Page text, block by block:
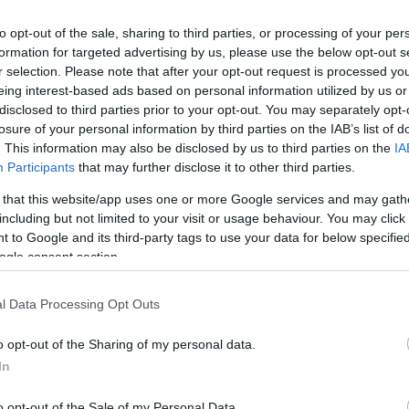
opt-out of the sale, sharing to third parties, or processing of your
for targeted advertising by us, please use the below opt-out
selection. Please note that after your opt-out request is processed
interest-based ads based on personal information utilized by us
to third parties prior to your opt-out. You may separately
of your personal information by third parties on the IAB’s list of
This information may also be disclosed by us to third parties on the
Participants that may further disclose it to other third parties.
that this website/app uses one or more Google services and may
but not limited to your visit or usage behaviour. You may
to Google and its third-party tags to use your data for below
consent section.
Data Processing Opt Outs
opt-out of the Sharing of my personal data.
Link másolása
elfogadott, bírálói által homofóbnak
mondta az RTL-nek Wolfgang
érthetetlen, miért gerjeszt félelmet
törvénymódosítás híre az Egyesült
amerikai filmes szaklap felvetette,
a jogszabály miatt. Orbán